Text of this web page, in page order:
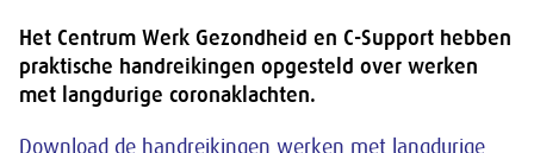
Het Centrum Werk Gezondheid en C-Support hebben
praktische handreikingen opgesteld over werken
met langdurige coronaklachten.
Download de handreikingen werken met langdurige